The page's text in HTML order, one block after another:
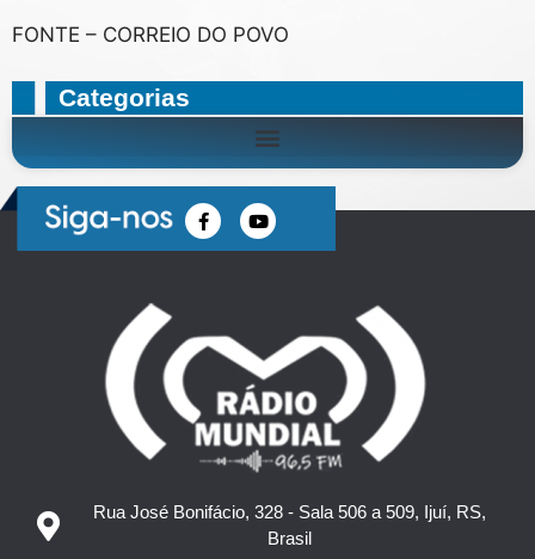
FONTE – CORREIO DO POVO
Categorias
Rua José Bonifácio, 328 - Sala 506 a 509, Ijuí, RS,
Brasil